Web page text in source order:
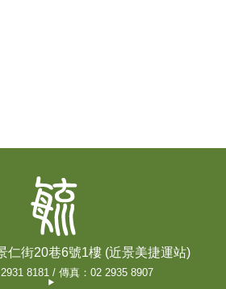
仁街20巷6號1樓 (近景美捷運站)
8181 / 傳真：02 2935 8907